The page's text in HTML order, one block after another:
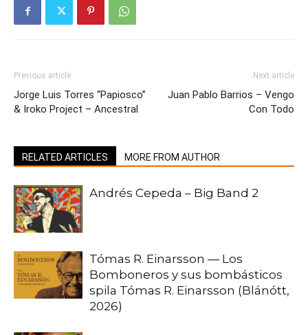
Previous article
Jorge Luis Torres “Papiosco”
& Iroko Project – Ancestral
Next article
Juan Pablo Barrios – Vengo
Con Todo
RELATED ARTICLES MORE FROM AUTHOR
Andrés Cepeda – Big Band 2
Tómas R. Einarsson — Los
Bomboneros y sus bombásticos
spila Tómas R. Einarsson (Blánótt,
2026)